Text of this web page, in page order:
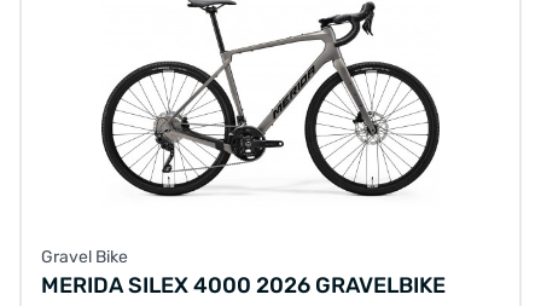
Gravel Bike
MERIDA SILEX 4000 2026 GRAVELBIKE